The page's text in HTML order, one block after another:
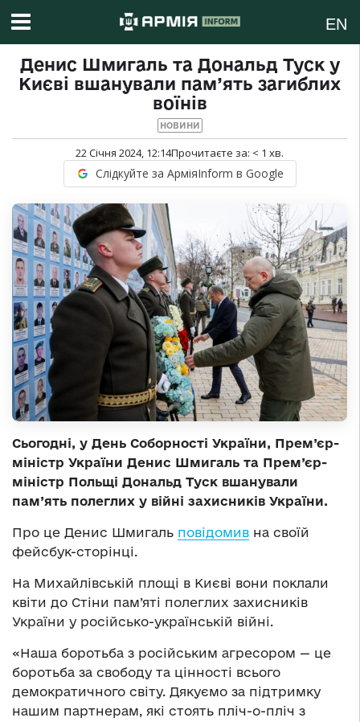
EN
Денис Шмигаль та Дональд Туск у
Києві вшанували пам’ять загиблих
воїнів
НОВИНИ
22 Січня 2024, 12:14Прочитаєте за: < 1 хв.
Слідкуйте за АрміяInform в Google
Сьогодні, у День Соборності України, Прем’єр-
міністр України Денис Шмигаль та Прем’єр-
міністр Польщі Дональд Туск вшанували
пам’ять полеглих у війні захисників України.
Про це Денис Шмигаль повідомив на своїй
фейсбук-сторінці.
На Михайлівській площі в Києві вони поклали
квіти до Стіни пам’яті полеглих захисників
України у російсько-українській війні.
«Наша боротьба з російським агресором — це
боротьба за свободу та цінності всього
демократичного світу. Дякуємо за підтримку
нашим партнерам, які стоять пліч-о-пліч з